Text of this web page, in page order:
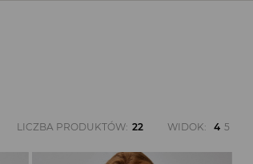
LICZBA PRODUKTÓW: 22 WIDOK: 4 5